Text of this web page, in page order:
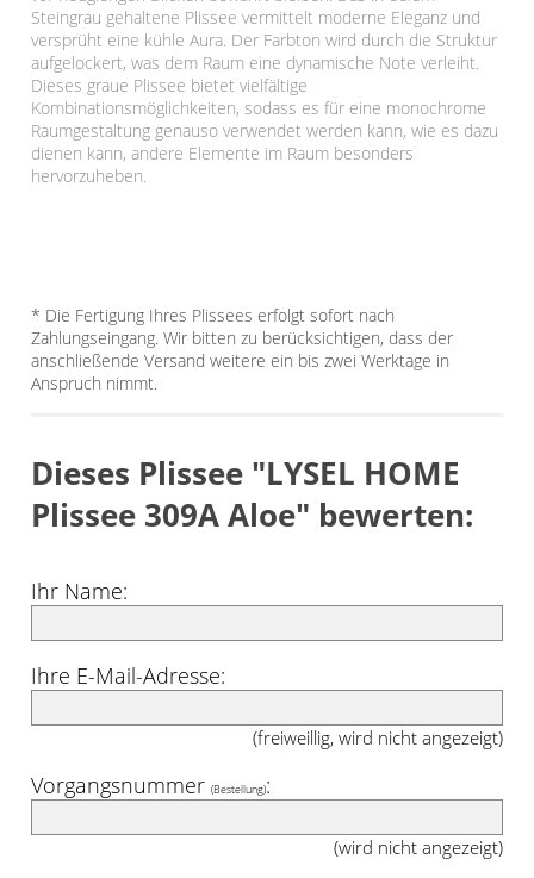
Steingrau gehaltene Plissee vermittelt moderne Eleganz und
versprüht eine kühle Aura. Der Farbton wird durch die Struktur
aufgelockert, was dem Raum eine dynamische Note verleiht.
Dieses graue Plissee bietet vielfältige
Kombinationsmöglichkeiten, sodass es für eine monochrome
Raumgestaltung genauso verwendet werden kann, wie es dazu
dienen kann, andere Elemente im Raum besonders
hervorzuheben.
* Die Fertigung Ihres Plissees erfolgt sofort nach
Zahlungseingang. Wir bitten zu berücksichtigen, dass der
anschließende Versand weitere ein bis zwei Werktage in
Anspruch nimmt.
Dieses Plissee "LYSEL HOME
Plissee 309A Aloe" bewerten:
Ihr Name:
Ihre E-Mail-Adresse:
(freiweillig, wird nicht angezeigt)
Vorgangsnummer(Bestellung):
(wird nicht angezeigt)